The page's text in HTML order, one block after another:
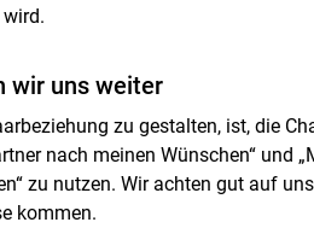
wir uns weiter
zu gestalten, ist, die
nach meinen Wünschen“ und
zu nutzen. Wir achten gut auf
kommen.